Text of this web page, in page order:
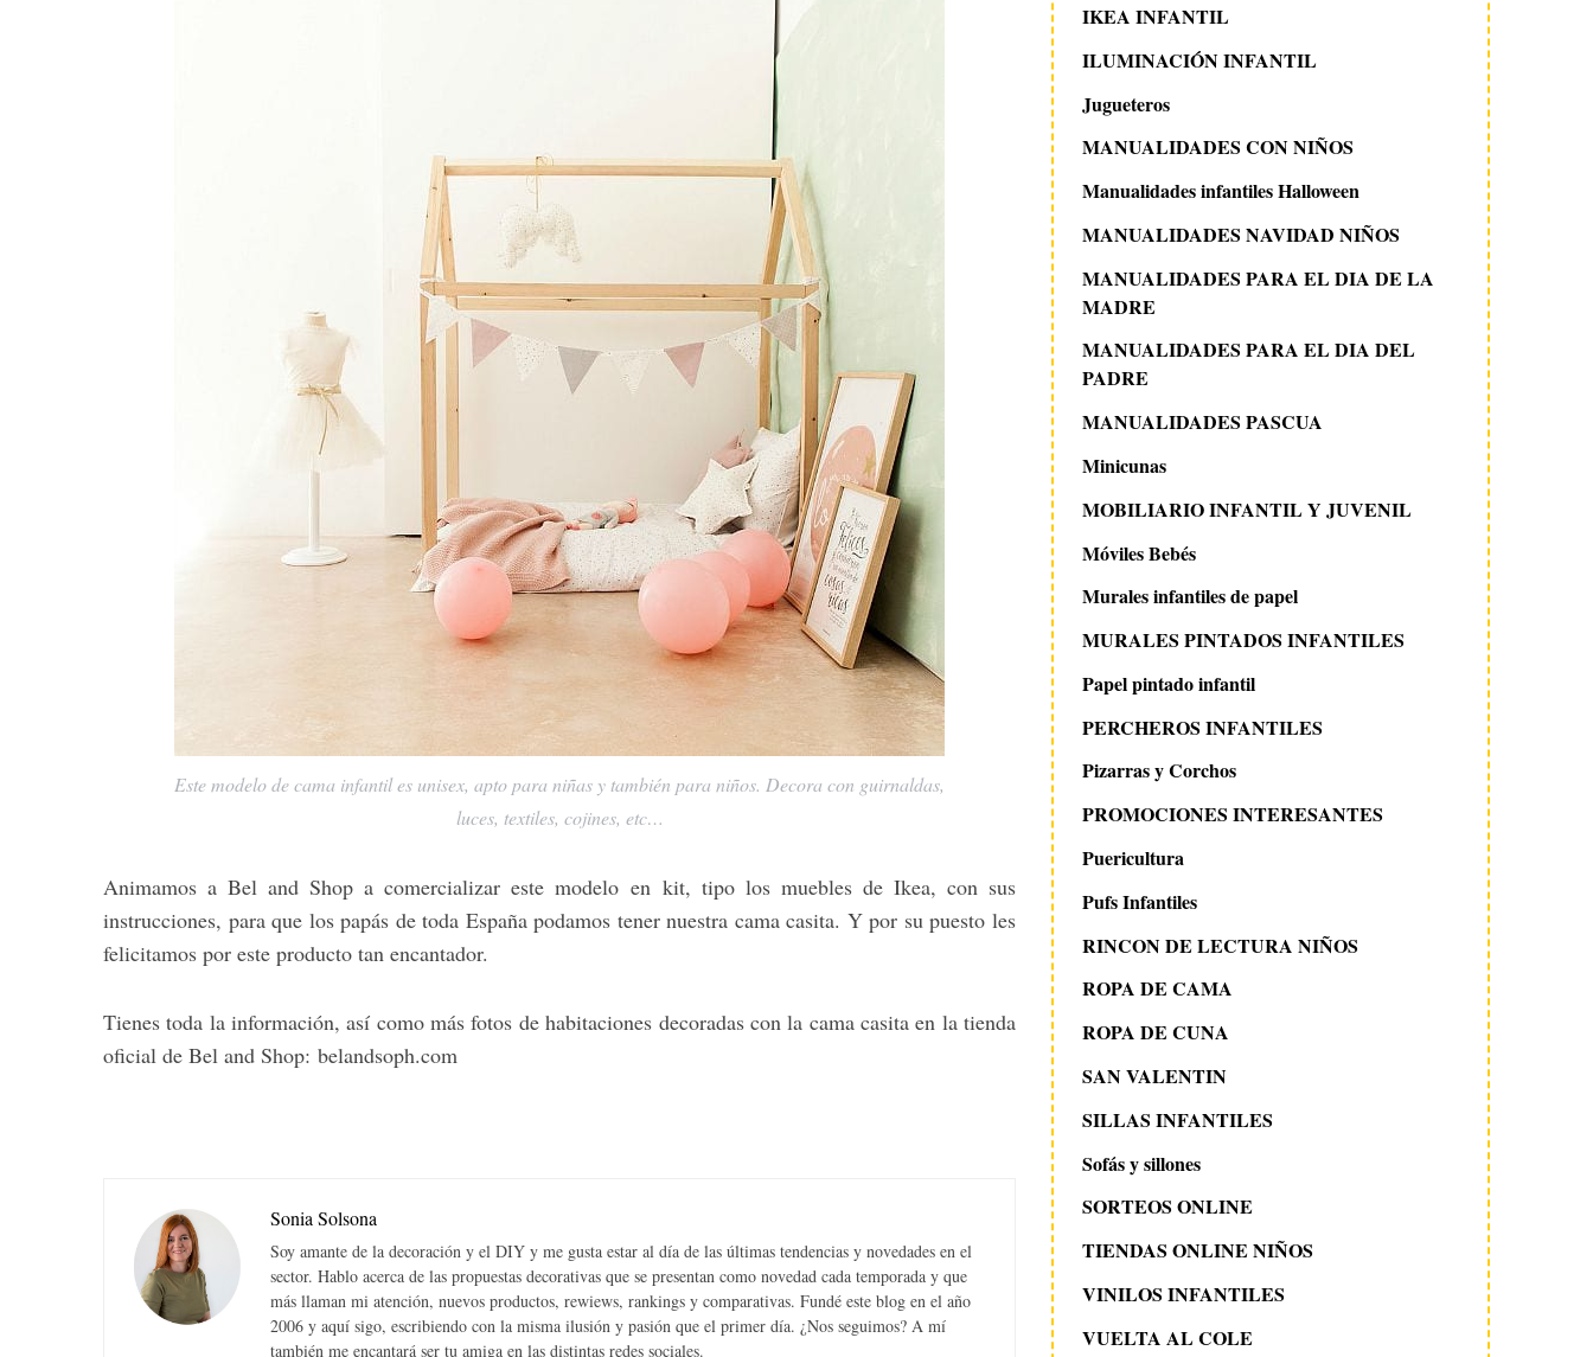
Este modelo de cama infantil es unisex, apto para niñas y también para niños. Decora con guirnaldas,
luces, textiles, cojines, etc…
Animamos a Bel and Shop a comercializar este modelo en kit, tipo los muebles de Ikea, con sus
instrucciones, para que los papás de toda España podamos tener nuestra cama casita. Y por su puesto les
felicitamos por este producto tan encantador.
Tienes toda la información, así como más fotos de habitaciones decoradas con la cama casita en la tienda
oficial de Bel and Shop: belandsoph.com
Sonia Solsona
Soy amante de la decoración y el DIY y me gusta estar al día de las últimas tendencias y novedades en el
sector. Hablo acerca de las propuestas decorativas que se presentan como novedad cada temporada y que
más llaman mi atención, nuevos productos, rewiews, rankings y comparativas. Fundé este blog en el año
2006 y aquí sigo, escribiendo con la misma ilusión y pasión que el primer día. ¿Nos seguimos? A mí
también me encantará ser tu amiga en las distintas redes sociales.
IKEA INFANTIL
ILUMINACIÓN INFANTIL
Jugueteros
MANUALIDADES CON NIÑOS
Manualidades infantiles Halloween
MANUALIDADES NAVIDAD NIÑOS
MANUALIDADES PARA EL DIA DE LA
MADRE
MANUALIDADES PARA EL DIA DEL
PADRE
MANUALIDADES PASCUA
Minicunas
MOBILIARIO INFANTIL Y JUVENIL
Móviles Bebés
Murales infantiles de papel
MURALES PINTADOS INFANTILES
Papel pintado infantil
PERCHEROS INFANTILES
Pizarras y Corchos
PROMOCIONES INTERESANTES
Puericultura
Pufs Infantiles
RINCON DE LECTURA NIÑOS
ROPA DE CAMA
ROPA DE CUNA
SAN VALENTIN
SILLAS INFANTILES
Sofás y sillones
SORTEOS ONLINE
TIENDAS ONLINE NIÑOS
VINILOS INFANTILES
VUELTA AL COLE